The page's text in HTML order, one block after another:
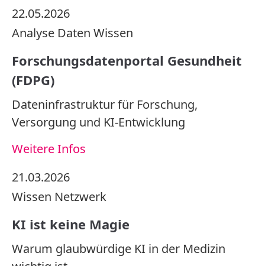
22.05.2026
Analyse Daten Wissen
Forschungsdatenportal Gesundheit
(FDPG)
Dateninfrastruktur für Forschung,
Versorgung und KI-Entwicklung
Weitere Infos
21.03.2026
Wissen Netzwerk
KI ist keine Magie
Warum glaubwürdige KI in der Medizin